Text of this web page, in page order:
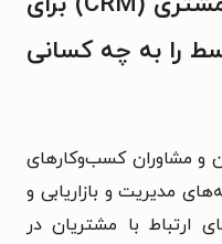
را به چه کسانی
و مشاوران کسب‌وکارهای
مدیریت و بازاریابی و
ارتباط با مشتریان در